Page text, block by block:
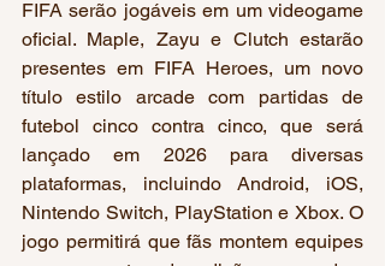
FIFA serão jogáveis em um videogame
oficial. Maple, Zayu e Clutch estarão
presentes em FIFA Heroes, um novo
título estilo arcade com partidas de
futebol cinco contra cinco, que será
lançado em 2026 para diversas
plataformas, incluindo Android, iOS,
Nintendo Switch, PlayStation e Xbox. O
jogo permitirá que fãs montem equipes